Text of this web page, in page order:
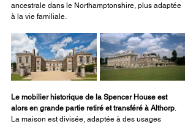
ancestrale dans le Northamptonshire, plus adaptée
à la vie familiale.
Le mobilier historique de la Spencer House est
alors en grande partie retiré et transféré à Althorp.
La maison est divisée, adaptée à des usages